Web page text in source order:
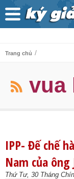
Trang chủ /
vua
IPP- Đế chế
Nam của
Thứ Tư, 30 Tháng